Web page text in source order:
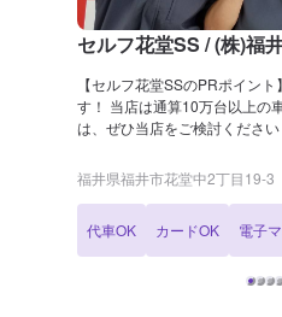
セルフ花堂SS / (株)福
【セルフ花堂SSのPRポイン
す！ 当店は通算10万台以上の
は、ぜひ当店をご検討くださ
間】 整備受付時間：9：00〜
【設備について】 ✅トイレ ✅自販機 ✅
店は分解認証を取得しており
境が整っております。 【アクセス】 当店は県道229号線と、南福井駅
前線が交わる箇所にございま
福井県福井市花堂中2丁目19-3
代車OK カードOK 電子